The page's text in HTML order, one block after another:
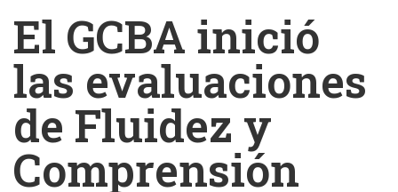
El GCBA inició
las evaluaciones
de Fluidez y
Comprensión